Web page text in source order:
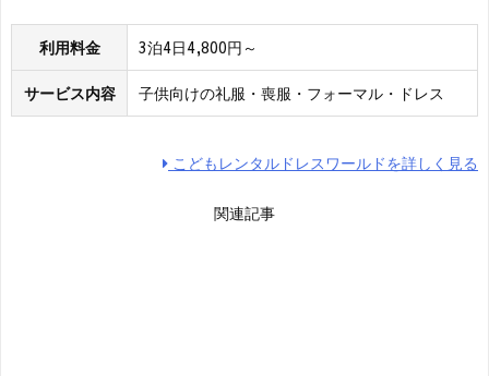
利用料金 3泊4日4,800円～
サービス内容 子供向けの礼服・喪服・フォーマル・ドレス
こどもレンタルドレスワールドを詳しく見る
関連記事